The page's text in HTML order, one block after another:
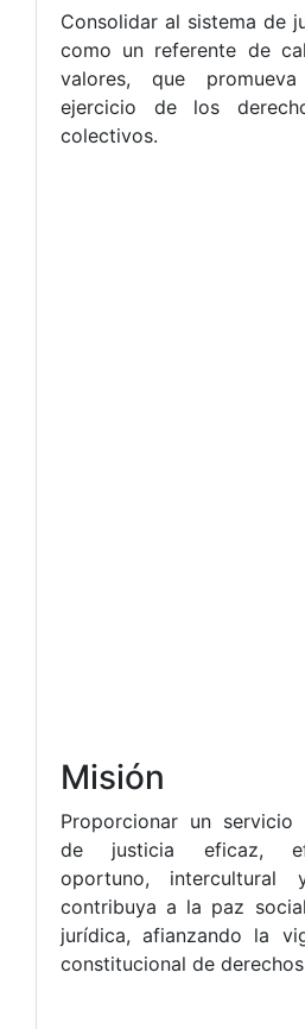
Consolidar al sistema de
como un referente de
valores, que
ejercicio de los
colectivos.
Misión
Proporcionar un servicio
de justicia eficaz,
oportuno, intercultural
contribuya a la paz
jurídica, afianzando la
constitucional de